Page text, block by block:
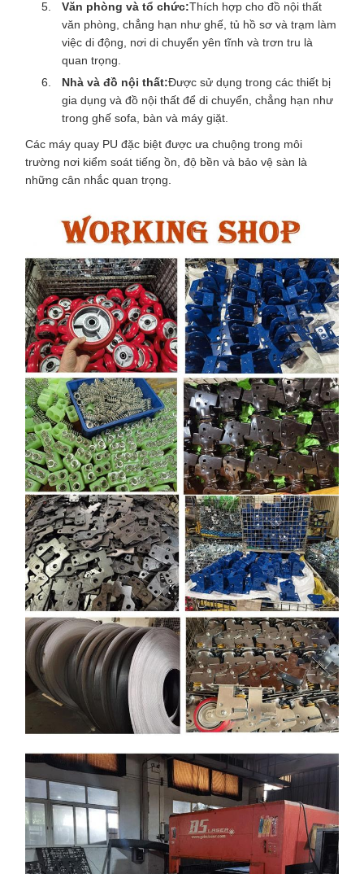
Văn phòng và tổ chức:Thích hợp cho đồ nội thất
văn phòng, chẳng hạn như ghế, tủ hồ sơ và trạm làm
việc di động, nơi di chuyển yên tĩnh và trơn tru là
quan trọng.
Nhà và đồ nội thất:Được sử dụng trong các thiết bị
gia dụng và đồ nội thất để di chuyển, chẳng hạn như
trong ghế sofa, bàn và máy giặt.
Các máy quay PU đặc biệt được ưa chuộng trong môi
trường nơi kiểm soát tiếng ồn, độ bền và bảo vệ sàn là
những cân nhắc quan trọng.